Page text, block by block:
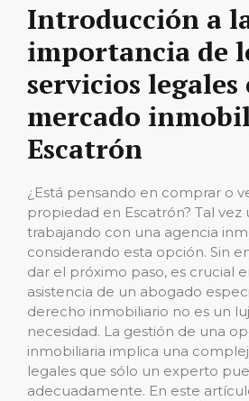
Introducción a
importancia de
servicios legales
mercado
Escatrón
¿Está pensando en comprar o
propiedad en Escatrón? Tal vez
trabajando con una agencia
considerando esta opción. Sin
dar el próximo paso, es crucial
asistencia de un abogado
derecho inmobiliario no es un
necesidad. La gestión de una
inmobiliaria implica una
legales que sólo un experto
adecuadamente. En este